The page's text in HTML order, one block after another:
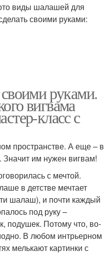
виды шалашей для
своими руками:
руками.
вигвама
класс с
пространстве. А еще – в
им нужен вигвам!
с мечтой.
в детстве мечтает
шалаш), и почти каждый
под руку –
подушек. Потому что, во-
В любом интрьерном
мелькают картинки с